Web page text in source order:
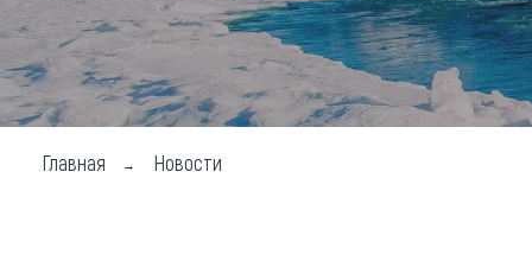
Главная Новости